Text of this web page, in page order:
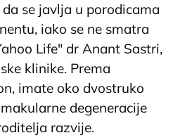
se javlja u porodicama
iako se ne smatra
Life" dr Anant Sastri,
klinike. Prema
imate oko dvostruko
degeneracije
razvije.